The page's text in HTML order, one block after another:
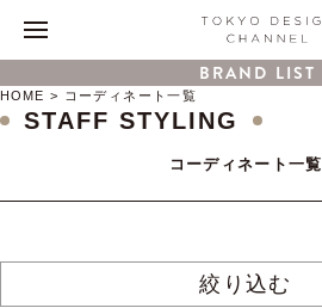
BRAND LIST
HOME コーディネート一覧
STAFF STYLING
コーディネート一覧
絞り込む